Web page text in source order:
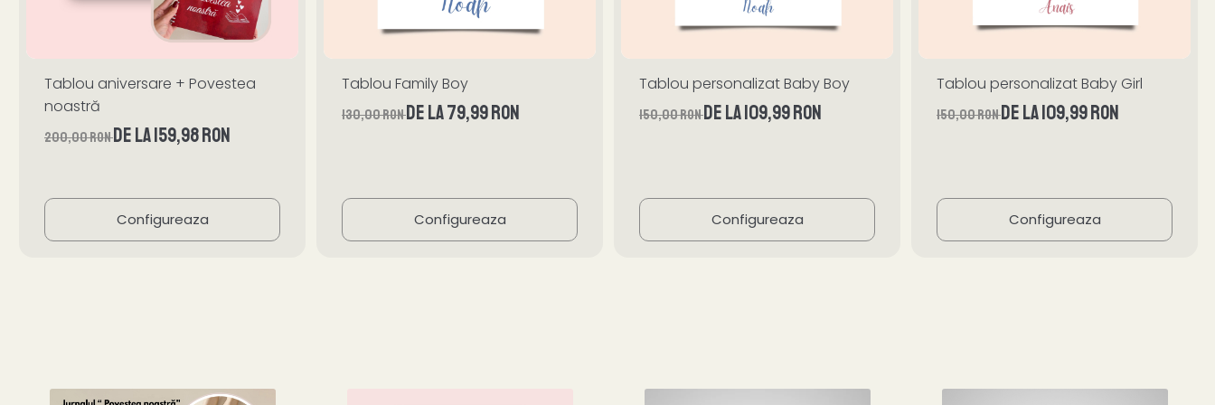
Tablou aniversare + Povestea
noastră
200,00 RONde la 159,98 RON
Configureaza
Tablou Family Boy
130,00 RONde la 79,99 RON
Configureaza
Tablou personalizat Baby Boy
150,00 RONde la 109,99 RON
Configureaza
Tablou personalizat Baby Girl
150,00 RONde la 109,99 RON
Configureaza